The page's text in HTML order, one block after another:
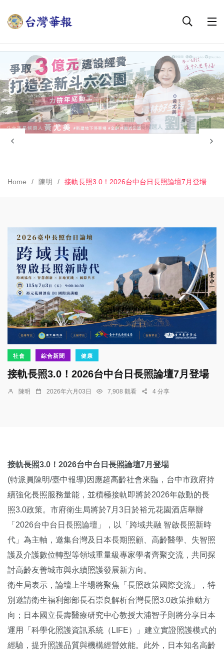
Home 陳明 接軌長照3.0！2026台中台日長照論壇7月登場
社會 綜合新聞 健康
接軌長照3.0！2026台中台日長照論壇7月登場
陳明 2026年六月03日 7,908 觀看 4 分享
接軌長照3.0！2026台中台日長照論壇7月登場
(特派員陳明/臺中報導)因應超高齡社會來臨，台中市政府持
續強化長照服務量能，並積極接軌即將於2026年啟動的長
照3.0政策。市府衛生局將於7月3日於裕元花園酒店舉辦
「2026台中台日長照論壇」，以「跨域共融 智啟長照新時
代」為主軸，邀集台灣及日本長期照顧、高齡醫學、失智照
護及介護數位轉型等領域重量級專家學者齊聚交流，共同探
討高齡友善城市與永續照護發展新方向。
衛生局表示，論壇上半場將聚焦「長照政策國際交流」，特
別邀請衛生福利部部長石崇良解析台灣長照3.0政策推動方
向；日本國立長壽醫療研究中心教授大浦智子則將分享日本
運用「科學化照護資訊系統（LIFE）」建立實證照護模式的
經驗，提升照護品質與機構經營效能。此外，日本知名高齡